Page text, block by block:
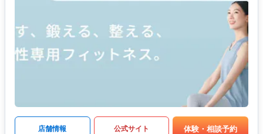
店舗情報 公式サイト 体験・相談予約